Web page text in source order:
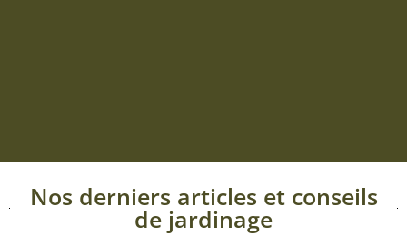
Nos derniers articles et conseils
de jardinage